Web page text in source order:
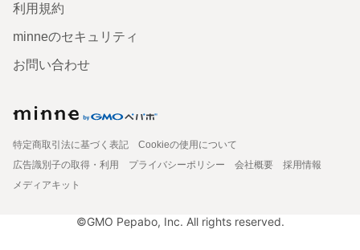
利用規約
minneのセキュリティ
お問い合わせ
特定商取引法に基づく表記
Cookieの使用について
広告識別子の取得・利用
プライバシーポリシー 会社概要
採用情報
メディアキット
©GMO Pepabo, Inc. All rights reserved.